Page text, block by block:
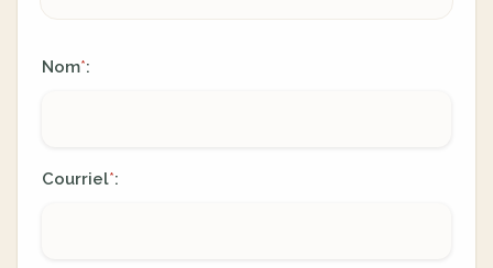
Nom*:
Courriel*: